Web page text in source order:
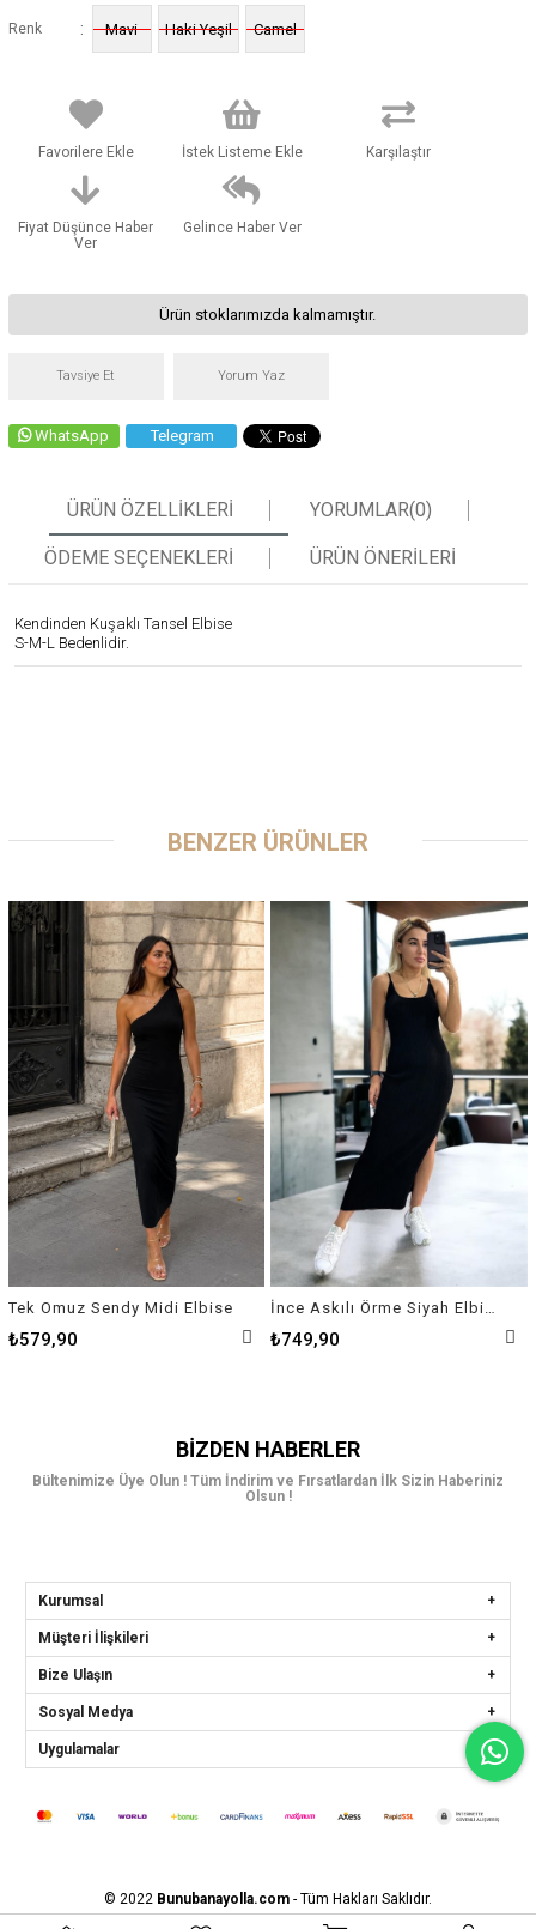
Renk : Mavi Haki Yeşil Camel
Favorilere Ekle İstek Listeme Ekle Karşılaştır
Fiyat Düşünce Haber
Ver
Gelince Haber Ver
Ürün stoklarımızda kalmamıştır.
Tavsiye Et Yorum Yaz
WhatsApp Telegram
ÜRÜN ÖZELLIKLERI YORUMLAR(0)
ÖDEME SEÇENEKLERI ÜRÜN ÖNERILERI
Kendinden Kuşaklı Tansel Elbise
S-M-L Bedenlidir.
BENZER ÜRÜNLER
Tek Omuz Sendy Midi Elbise
₺579,90 ₺749,90
BIZDEN HABERLER
Bültenimize Üye Olun ! Tüm İndirim ve Fırsatlardan İlk Sizin Haberiniz
Olsun !
Kurumsal
Müşteri İlişkileri
Bize Ulaşın
Sosyal Medya
Uygulamalar
© 2022 Bunubanayolla.com- Tüm Hakları Saklıdır.